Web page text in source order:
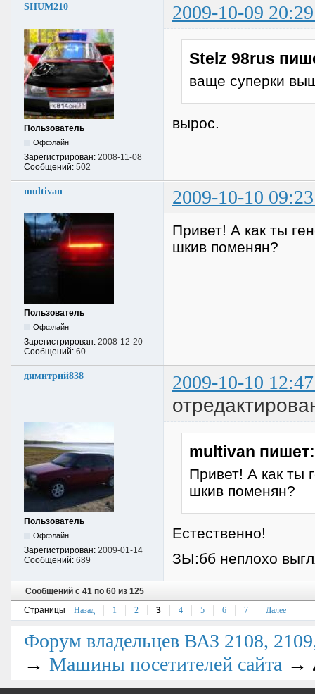
SHUM210 2009-10-09
Пользователь
Оффлайн
Зарегистрирован: 2008-11-08
Сообщений: 502
Stelz 98rus
ваще суперки
вырос.
multivan 2009-10-10
Пользователь
Оффлайн
Зарегистрирован: 2008-12-20
Сообщений: 60
Привет! А как ты
шкив поменян?
димитрий838 2009-10-10
Пользователь
Оффлайн
Зарегистрирован: 2009-01-14
Сообщений: 689
multivan пишет:
Привет! А как ты
шкив поменян?
Естественно!
ЗЫ:бб неплохо
Сообщений с 41 по 60 из 125
Страницы
Назад 1 2 3 4 5 6 7 Далее
Форум владельцев ВАЗ 2108,
→ Машины посетителей сайта →